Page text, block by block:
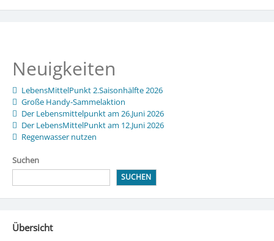
Neuigkeiten
LebensMittelPunkt 2.Saisonhälfte 2026
Große Handy-Sammelaktion
Der Lebensmittelpunkt am 26.Juni 2026
Der LebensMittelPunkt am 12.Juni 2026
Regenwasser nutzen
Suchen
SUCHEN
Übersicht